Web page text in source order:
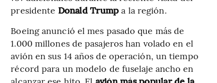
presidente Donald Trump a la región.
Boeing anunció el mes pasado que más de
1.000 millones de pasajeros han volado en el
avión en sus 14 años de operación, un tiempo
récord para un modelo de fuselaje ancho en
alcanzar ese hito. El avión más popular de la